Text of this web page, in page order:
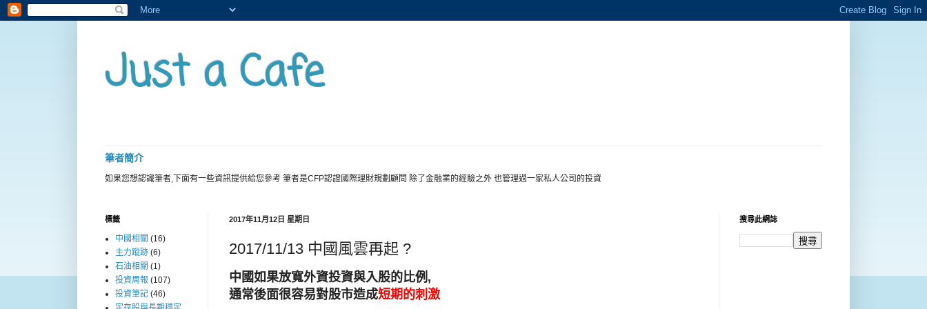
Just a Cafe
筆者簡介
如果您想認識筆者,下面有一些資訊提供給您參考 筆者是CFP認證國際理財規劃顧問 除了金融業的經驗之外 也管理過一家私人公司的投資
2017年11月12日 星期日
2017/11/13 中國風雲再起 ?
中國如果放寬外資投資與入股的比例,
通常後面很容易對股市造成短期的刺激
標籤
中國相關 (16)
主力蹤跡 (6)
石油相關 (1)
投資周報 (107)
投資筆記 (46)
搜尋此網誌